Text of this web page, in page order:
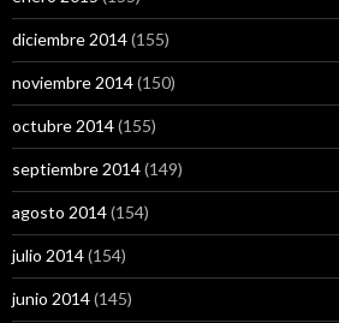
diciembre 2014(155)
noviembre 2014(150)
octubre 2014(155)
septiembre 2014(149)
agosto 2014(154)
julio 2014(154)
junio 2014(145)